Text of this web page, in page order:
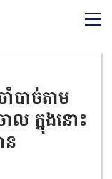
បាច់តាម
ល ក្នុងនោះ
ន